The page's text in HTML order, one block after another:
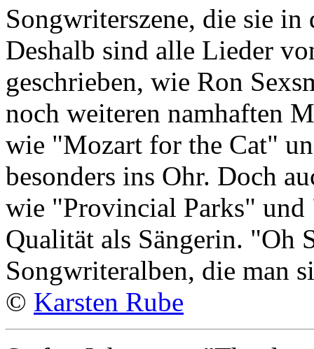
Songwriterszene, die sie in
Deshalb sind alle Lieder
geschrieben, wie Ron
noch weiteren namhaften
wie "Mozart for the Cat"
besonders ins Ohr. Doch
wie "Provincial Parks"
Qualität als Sängerin. "Oh
Songwriteralben, die man
© Karsten Rube